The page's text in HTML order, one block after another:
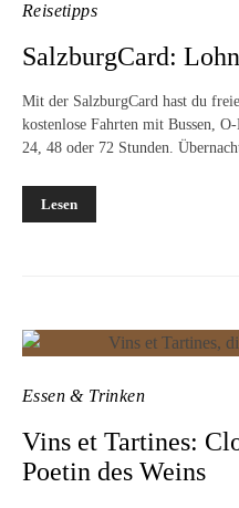
Reisetipps
SalzburgCard:
Mit der SalzburgCard hast du
kostenlose Fahrten mit Bussen,
24, 48 oder 72 Stunden.
Lesen
Essen & Trinken
Vins et Tartines:
Poetin des Weins